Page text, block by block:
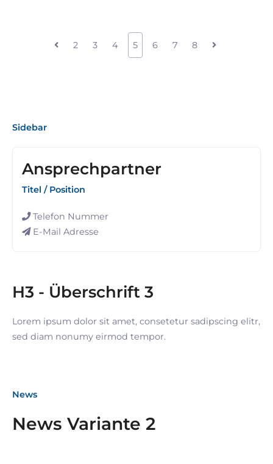
2 3 4 5 6 7 8
Sidebar
Ansprechpartner
Titel / Position
Telefon Nummer
E-Mail Adresse
H3 - Überschrift 3
Lorem ipsum dolor sit amet, consetetur sadipscing elitr,
sed diam nonumy eirmod tempor.
News
News Variante 2